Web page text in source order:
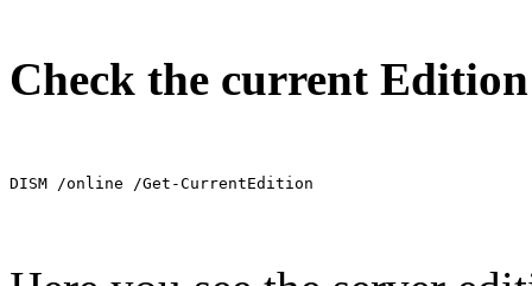
Check the current Edition
DISM /online /Get-CurrentEdition